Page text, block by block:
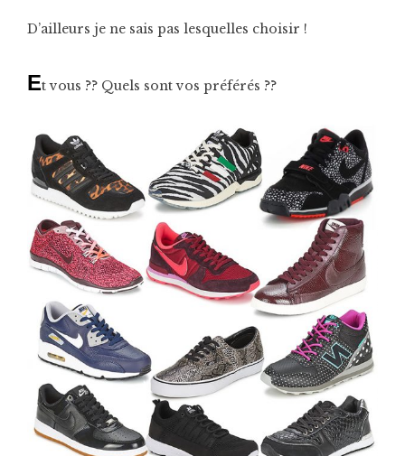
D’ailleurs je ne sais pas lesquelles choisir !
Et vous ?? Quels sont vos préférés ??